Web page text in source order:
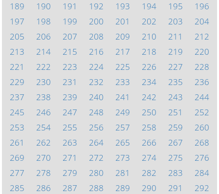
189
190 191 192 193 194 195
196
197
198 199 200 201 202 203
204
205
206 207 208 209 210 211
212
213
214 215 216 217 218 219
220
221
222 223 224 225 226 227
228
229
230 231 232 233 234 235
236
237
238 239 240 241 242 243
244
245
246 247 248 249 250 251
252
253
254 255 256 257 258 259
260
261
262 263 264 265 266 267
268
269
270 271 272 273 274 275
276
277
278 279 280 281 282 283
284
285
286 287 288 289 290 291
292